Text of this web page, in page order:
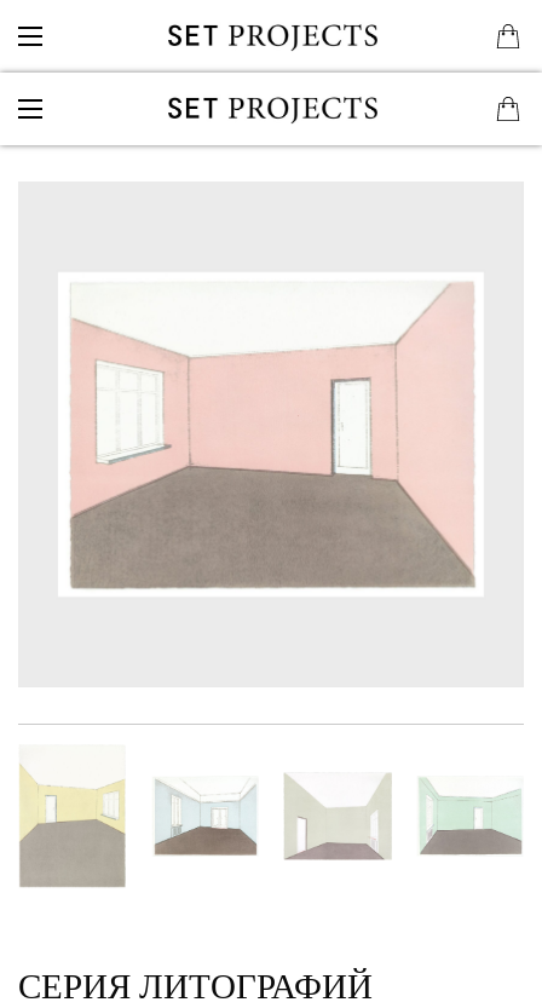
СЕРИЯ ЛИТОГРАФИЙ